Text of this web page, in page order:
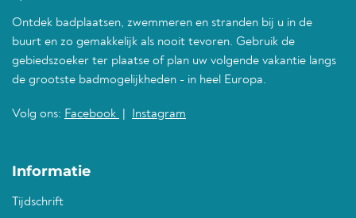
Ontdek badplaatsen, zwemmeren en stranden bij u in de
buurt en zo gemakkelijk als nooit tevoren. Gebruik de
gebiedszoeker ter plaatse of plan uw volgende vakantie langs
de grootste badmogelijkheden - in heel Europa.
Volg ons: Facebook Instagram
Informatie
Tijdschrift